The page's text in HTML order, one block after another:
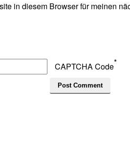
in diesem Browser für meinen
CAPTCHA Code*